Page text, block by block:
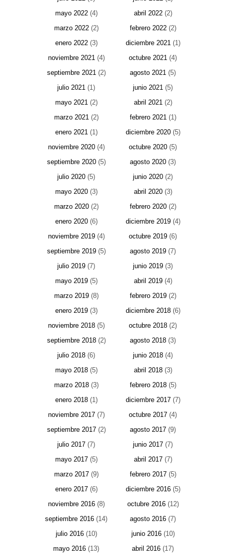
mayo 2022(4) abril 2022(2)
marzo 2022(2) febrero 2022(2)
enero 2022(3) diciembre 2021(1)
noviembre 2021(4) octubre 2021 (4)
septiembre 2021(2) agosto 2021 (5)
julio 2021 (1) junio 2021 (5)
mayo 2021(2) abril 2021(2)
marzo 2021(2) febrero 2021(1)
enero 2021(1) diciembre 2020(5)
noviembre 2020(4) octubre 2020 (5)
septiembre 2020(5) agosto 2020 (3)
julio 2020 (5) junio 2020 (2)
mayo 2020(3) abril 2020(3)
marzo 2020(2) febrero 2020(2)
enero 2020(6) diciembre 2019(4)
noviembre 2019(4) octubre 2019 (6)
septiembre 2019(5) agosto 2019 (7)
julio 2019 (7) junio 2019 (3)
mayo 2019(5) abril 2019(4)
marzo 2019(8) febrero 2019(2)
enero 2019(3) diciembre 2018(6)
noviembre 2018(5) octubre 2018 (2)
septiembre 2018(2) agosto 2018 (3)
julio 2018 (6) junio 2018 (4)
mayo 2018(5) abril 2018(3)
marzo 2018(3) febrero 2018(5)
enero 2018(1) diciembre 2017(7)
noviembre 2017(7) octubre 2017 (4)
septiembre 2017(2) agosto 2017 (9)
julio 2017 (7) junio 2017 (7)
mayo 2017(5) abril 2017(7)
marzo 2017(9) febrero 2017(5)
enero 2017(6) diciembre 2016(5)
noviembre 2016(8) octubre 2016(12)
septiembre 2016 (14) agosto 2016 (7)
julio 2016(10) junio 2016(10)
mayo 2016 (13) abril 2016 (17)